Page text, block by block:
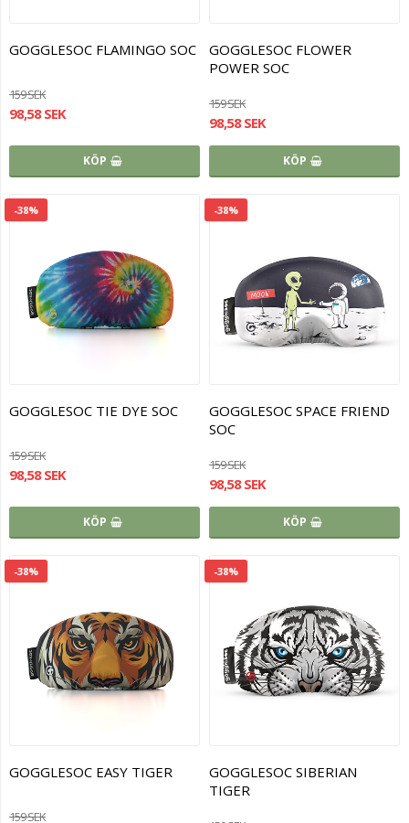
GOGGLESOC FLAMINGO SOC
159 SEK
98,58 SEK
KÖP
GOGGLESOC FLOWER
POWER SOC
159 SEK
98,58 SEK
KÖP
-38%
GOGGLESOC TIE DYE SOC
159 SEK
98,58 SEK
KÖP
-38%
GOGGLESOC SPACE FRIEND
SOC
159 SEK
98,58 SEK
KÖP
-38%
GOGGLESOC EASY TIGER
159 SEK
-38%
GOGGLESOC SIBERIAN
TIGER